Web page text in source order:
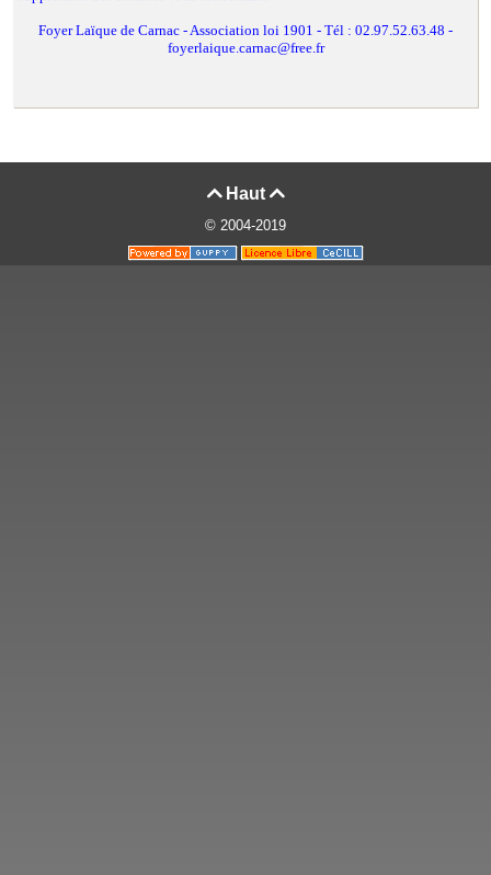
Foyer Laïque de Carnac - Association loi 1901 - Tél : 02.97.52.63.48 -
foyerlaique.carnac@free.fr
Haut 
© 2004-2019